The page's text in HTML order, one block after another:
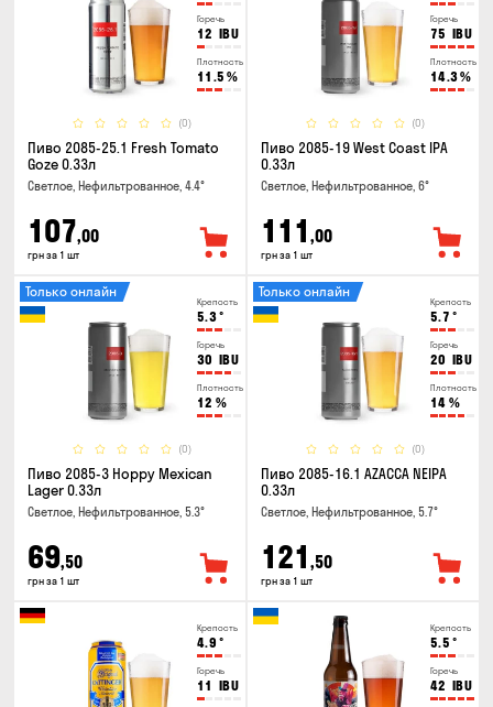
Горечь
12 IBU
Плотность
11.5 %
(0)
Пиво 2085-25.1 Fresh Tomato
Goze 0.33л
Светлое, Нефильтрованное, 4.4°
107,00
грн за 1 шт
Горечь
75 IBU
Плотность
14.3%
(0)
Пиво 2085-19 West Coast IPA
0.33л
Светлое, Нефильтрованное, 6°
111 ,00
грн за 1 шт
Крепость
5.3°
Горечь
30 IBU
Плотность
12 %
(0)
Только онлайн
Пиво 2085-3 Hoppy Mexican
Lager 0.33л
Светлое, Нефильтрованное, 5.3°
69,50
грн за 1 шт
Крепость
5.7 °
Горечь
20 IBU
Плотность
14 %
(0)
Только онлайн
Пиво 2085-16.1 AZACCA NEIPA
0.33л
Светлое, Нефильтрованное, 5.7°
121 ,50
грн за 1 шт
Крепость
4.9 °
Горечь
11 IBU
Крепость
5.5 °
Горечь
42 IBU